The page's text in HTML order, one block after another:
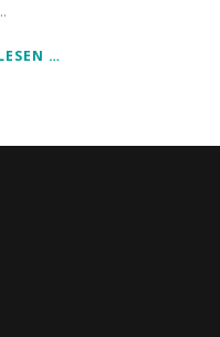
…